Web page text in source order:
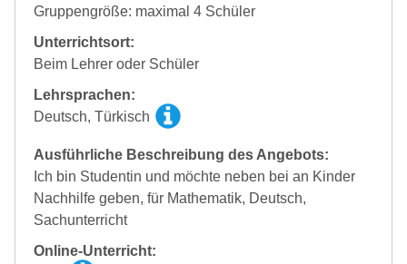
Gruppengröße: maximal 4 Schüler
Unterrichtsort:
Beim Lehrer oder Schüler
Lehrsprachen:
Deutsch, Türkisch
Ausführliche Beschreibung des Angebots:
Ich bin Studentin und möchte neben bei an Kinder
Nachhilfe geben, für Mathematik, Deutsch,
Sachunterricht
Online-Unterricht: